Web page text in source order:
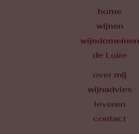
home
wijnen
wijndomeinen
de Loire
over mij
wijnadvies
leveren
contact